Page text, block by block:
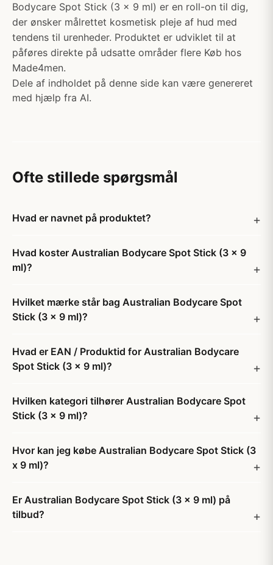
Bodycare Spot Stick (3 x 9 ml) er en roll-on til dig,
der ønsker målrettet kosmetisk pleje af hud med
tendens til urenheder. Produktet er udviklet til at
påføres direkte på udsatte områder flere Køb hos
Made4men.
Dele af indholdet på denne side kan være genereret
med hjælp fra AI.
Ofte stillede spørgsmål
Hvad er navnet på produktet?
Hvad koster Australian Bodycare Spot Stick (3 x 9
ml)?
Hvilket mærke står bag Australian Bodycare Spot
Stick (3 x 9 ml)?
Hvad er EAN / Produktid for Australian Bodycare
Spot Stick (3 x 9 ml)?
Hvilken kategori tilhører Australian Bodycare Spot
Stick (3 x 9 ml)?
Hvor kan jeg købe Australian Bodycare Spot Stick (3
x 9 ml)?
Er Australian Bodycare Spot Stick (3 x 9 ml) på
tilbud?